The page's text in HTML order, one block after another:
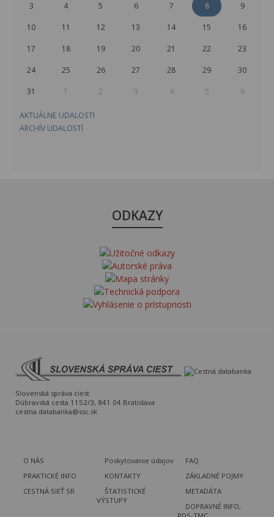
3 4 5 6 7 8 9
10 11 12 13 14 15 16
17 18 19 20 21 22 23
24 25 26 27 28 29 30
31 1 2 3 4 5 6
AKTUÁLNE UDALOSTI
ARCHÍV UDALOSTÍ
ODKAZY
Slovenská správa ciest
Dúbravská cesta 1152/3, 841 04 Bratislava
cestna.databanka@ssc.sk
O NÁS Poskytovanie údajov
FAQ
PRAKTICKÉ INFO
KONTAKTY
ZÁKLADNÉ POJMY
CESTNÁ SIEŤ SR
ŠTATISTICKÉ
VÝSTUPY
METADÁTA
DOPRAVNÉ INFO,